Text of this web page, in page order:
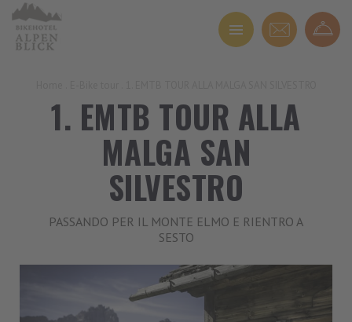
1. EMTB TOUR ALLA
MALGA SAN
SILVESTRO
PASSANDO PER IL MONTE ELMO E RIENTRO A
SESTO